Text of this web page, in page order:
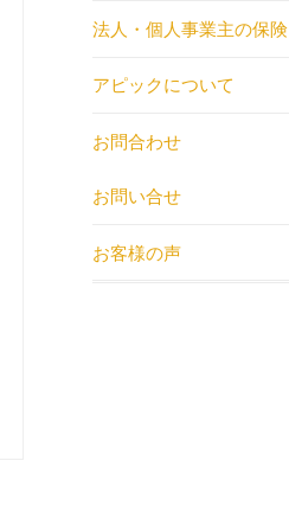
法人・個人事業主の保険
アピックについて
お問合わせ
お問い合せ
お客様の声